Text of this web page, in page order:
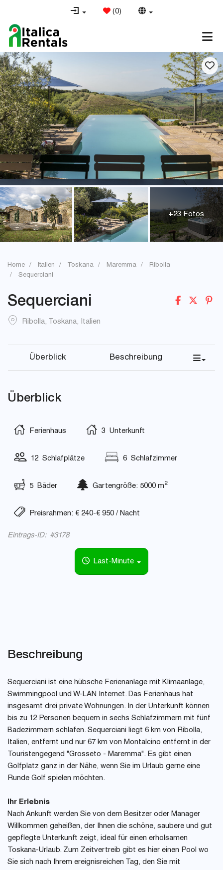
(0)
+23 Fotos
Home Italien Toskana Maremma
Ribolla
Sequerciani
Sequerciani
Ribolla, Toskana, Italien
Überblick Beschreibung
Überblick
Ferienhaus 3 Unterkunft
12 Schlafplätze 6 Schlafzimmer
5 Bäder Gartengröße: 5000 m2
Preisrahmen: € 240-€ 950 / Nacht
Eintrags-ID: #3178
Last-Minute
Beschreibung
Sequerciani ist eine hübsche Ferienanlage mit Klimaanlage,
Swimmingpool und W-LAN Internet. Das Ferienhaus hat
insgesamt drei private Wohnungen. In der Unterkunft können
bis zu 12 Personen bequem in sechs Schlafzimmern mit fünf
Badezimmern schlafen. Sequerciani liegt 6 km von Ribolla,
Italien, entfernt und nur 67 km von Montalcino entfernt in der
Touristengegend "Grosseto - Maremma". Es gibt einen
Golfplatz ganz in der Nähe, wenn Sie im Urlaub gerne eine
Runde Golf spielen möchten.
Ihr Erlebnis
Nach Ankunft werden Sie von dem Besitzer oder Manager
Willkommen geheißen, der Ihnen die schöne, saubere und gut
gepflegte Unterkunft zeigt, ideal für einen erholsamen
Toskana-Urlaub. Zum Zeitvertreib gibt es hier einen Pool wo
Sie sich nach Ihrem ereignisreichen Tag, den Sie mit